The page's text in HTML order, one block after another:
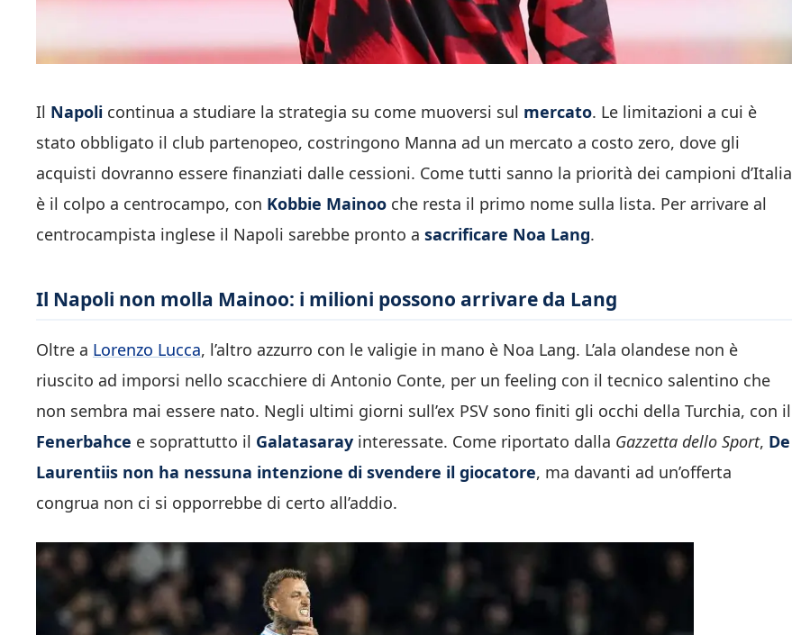
Il Napoli continua a studiare la strategia su come muoversi sul mercato. Le limitazioni a cui è
stato obbligato il club partenopeo, costringono Manna ad un mercato a costo zero, dove gli
acquisti dovranno essere finanziati dalle cessioni. Come tutti sanno la priorità dei campioni d’Italia
è il colpo a centrocampo, con Kobbie Mainoo che resta il primo nome sulla lista. Per arrivare al
centrocampista inglese il Napoli sarebbe pronto a sacrificare Noa Lang.
Il Napoli non molla Mainoo: i milioni possono arrivare da Lang
Oltre a Lorenzo Lucca, l’altro azzurro con le valigie in mano è Noa Lang. L’ala olandese non è
riuscito ad imporsi nello scacchiere di Antonio Conte, per un feeling con il tecnico salentino che
non sembra mai essere nato. Negli ultimi giorni sull’ex PSV sono finiti gli occhi della Turchia, con il
Fenerbahce e soprattutto il Galatasaray interessate. Come riportato dalla Gazzetta dello Sport, De
Laurentiis non ha nessuna intenzione di svendere il giocatore, ma davanti ad un’offerta
congrua non ci si opporrebbe di certo all’addio.